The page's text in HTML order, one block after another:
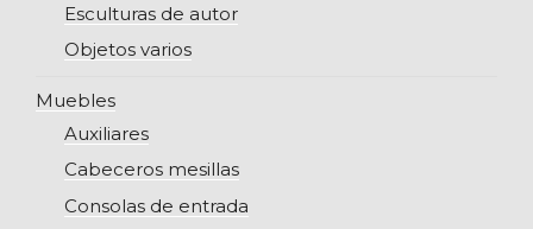
Esculturas de autor
Objetos varios
Muebles
Auxiliares
Cabeceros mesillas
Consolas de entrada